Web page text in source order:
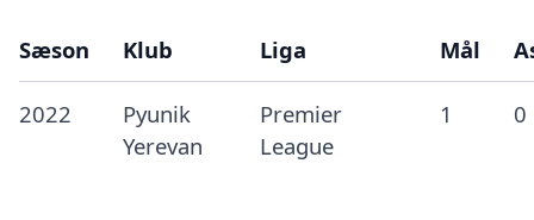
Sæson Klub Liga Mål
2022
Pyunik
Yerevan
Premier
League
1 0